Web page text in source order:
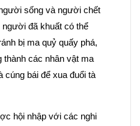
sống và người chết
người đã khuất có thể
bị ma quỷ quấy phá,
thành các nhân vật ma
cúng bái để xua đuổi tà
hội nhập với các nghi